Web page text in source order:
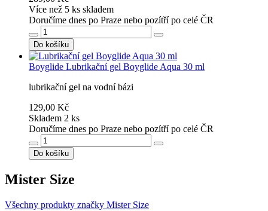
Více než 5 ks skladem
Doručíme dnes po Praze nebo pozítří po celé ČR
Do košíku
Boyglide Lubrikační gel Boyglide Aqua 30 ml
lubrikační gel na vodní bázi
129,00 Kč
Skladem 2 ks
Doručíme dnes po Praze nebo pozítří po celé ČR
Do košíku
Mister Size
Všechny produkty značky Mister Size